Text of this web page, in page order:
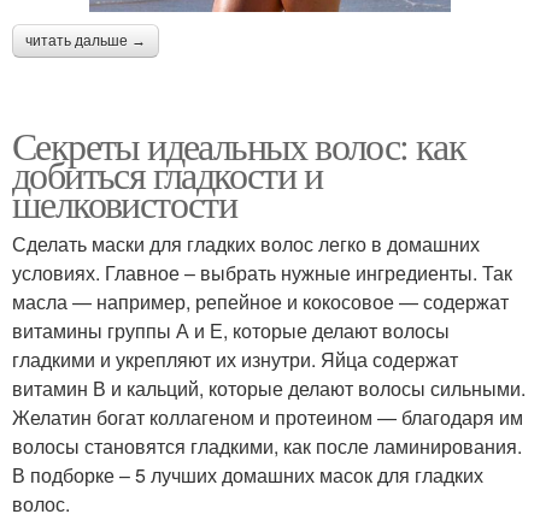
читать дальше →
Секреты идеальных волос: как
добиться гладкости и
шелковистости
Сделать маски для гладких волос легко в домашних
условиях. Главное – выбрать нужные ингредиенты. Так
масла — например, репейное и кокосовое — содержат
витамины группы А и Е, которые делают волосы
гладкими и укрепляют их изнутри. Яйца содержат
витамин В и кальций, которые делают волосы сильными.
Желатин богат коллагеном и протеином — благодаря им
волосы становятся гладкими, как после ламинирования.
В подборке – 5 лучших домашних масок для гладких
волос.